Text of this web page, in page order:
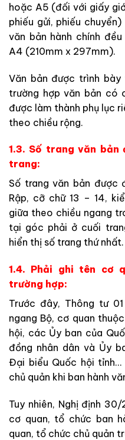
hoặc A5 (đối với giấy
phiếu gửi, phiếu
văn bản hành chính
A4 (210mm x 297mm).
Văn bản được trình
trường hợp văn bản có
được làm thành phụ lục
theo chiều rộng.
1.3. Số trang văn bản
trang:
Số trang văn bản được
Rập, cỡ chữ 13 – 14,
giữa theo chiều ngang
tại góc phải ở cuối
hiển thị số trang thứ nhất.
1.4. Phải ghi tên cơ
trường hợp:
Trước đây, Thông tư
ngang Bộ, cơ quan
hội, các Ủy ban của
đồng nhân dân và Ủy
Đại biểu Quốc hội
chủ quản khi ban hành
Tuy nhiên, Nghị định
cơ quan, tổ chức ban
quan, tổ chức chủ quản